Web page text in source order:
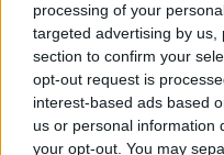
processing of your
targeted advertising by
section to confirm your
opt-out request is
interest-based ads based
us or personal information
your opt-out. You may